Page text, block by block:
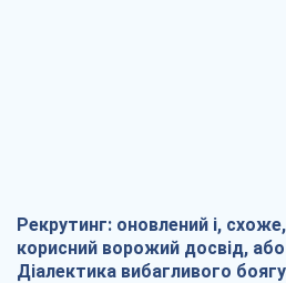
Рекрутинг: оновлений і, схоже,
корисний ворожий досвід, або
Діалектика вибагливого